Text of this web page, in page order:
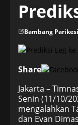
Bambang
Share
Jakarta –
Senin (11/10/
mengalahkan
dan Evan